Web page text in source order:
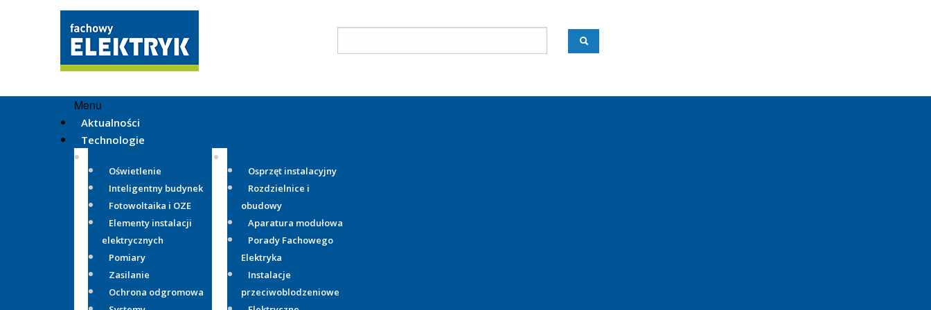
Menu
Aktualności
Technologie
Oświetlenie
Inteligentny budynek
Fotowoltaika i OZE
Elementy instalacji
elektrycznych
Pomiary
Zasilanie
Ochrona odgromowa
Osprzęt instalacyjny
Rozdzielnice i
obudowy
Aparatura modułowa
Porady Fachowego
Elektryka
Instalacje
przeciwoblodzeniowe